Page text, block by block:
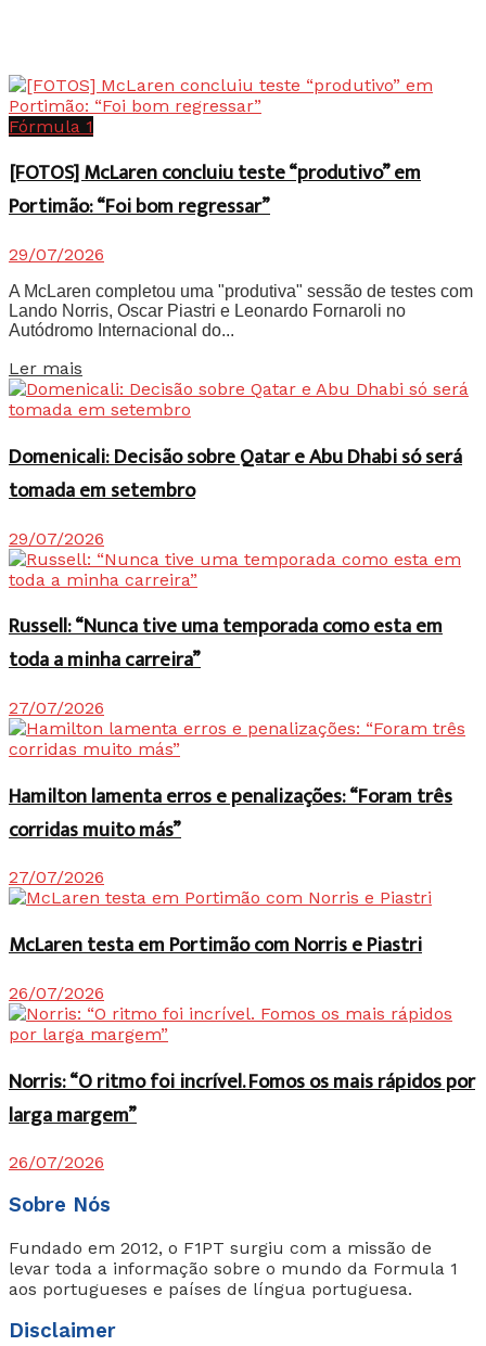
Fórmula 1
[FOTOS] McLaren concluiu teste “produtivo” em
Portimão: “Foi bom regressar”
29/07/2026
A McLaren completou uma "produtiva" sessão de testes com
Lando Norris, Oscar Piastri e Leonardo Fornaroli no
Autódromo Internacional do...
Ler mais
Domenicali: Decisão sobre Qatar e Abu Dhabi só será
tomada em setembro
29/07/2026
Russell: “Nunca tive uma temporada como esta em
toda a minha carreira”
27/07/2026
Hamilton lamenta erros e penalizações: “Foram três
corridas muito más”
27/07/2026
McLaren testa em Portimão com Norris e Piastri
26/07/2026
Norris: “O ritmo foi incrível. Fomos os mais rápidos por
larga margem”
26/07/2026
Sobre Nós
Fundado em 2012, o F1PT surgiu com a missão de
levar toda a informação sobre o mundo da Formula 1
aos portugueses e países de língua portuguesa.
Disclaimer